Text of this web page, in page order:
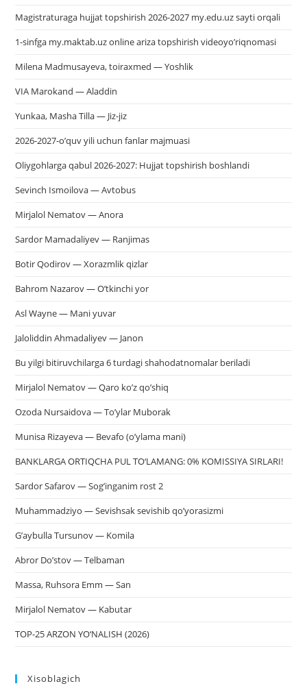
Magistraturaga hujjat topshirish 2026-2027 my.edu.uz sayti orqali
1-sinfga my.maktab.uz online ariza topshirish videoyo’riqnomasi
Milena Madmusayeva, toiraxmed — Yoshlik
VIA Marokand — Aladdin
Yunkaa, Masha Tilla — Jiz-jiz
2026-2027-o’quv yili uchun fanlar majmuasi
Oliygohlarga qabul 2026-2027: Hujjat topshirish boshlandi
Sevinch Ismoilova — Avtobus
Mirjalol Nematov — Anora
Sardor Mamadaliyev — Ranjimas
Botir Qodirov — Xorazmlik qizlar
Bahrom Nazarov — O’tkinchi yor
Asl Wayne — Mani yuvar
Jaloliddin Ahmadaliyev — Janon
Bu yilgi bitiruvchilarga 6 turdagi shahodatnomalar beriladi
Mirjalol Nematov — Qaro ko’z qo’shiq
Ozoda Nursaidova — To’ylar Muborak
Munisa Rizayeva — Bevafo (o’ylama mani)
BANKLARGA ORTIQCHA PUL TO‘LAMANG: 0% KOMISSIYA SIRLARI!
Sardor Safarov — Sog’inganim rost 2
Muhammadziyo — Sevishsak sevishib qo’yorasizmi
G’aybulla Tursunov — Komila
Abror Do’stov — Telbaman
Massa, Ruhsora Emm — San
Mirjalol Nematov — Kabutar
TOP-25 ARZON YO‘NALISH (2026)
Xisoblagich